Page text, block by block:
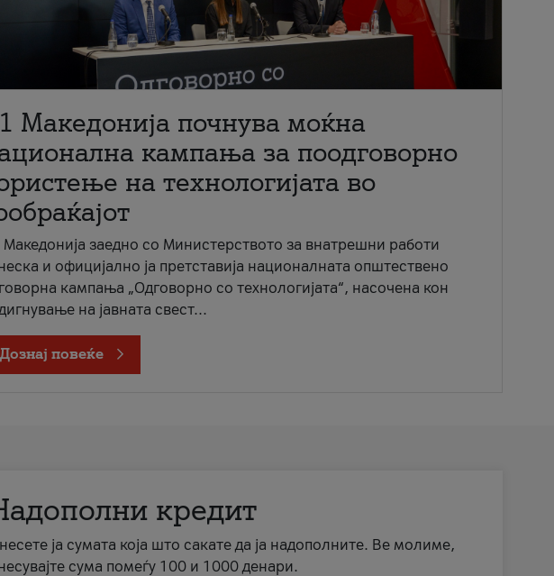
Македонија почнува моќна
кампања за поодговорно
на технологијата во
Македонија заедно со Министерството за внатрешни работи
и официјално ја претставија националната општествено
кампања „Одговорно со технологијата“, насочена кон
на јавната свест...
Дознај повеќе
кредит
ја сумата која што сакате да ја надополните. Ве молиме,
сума помеѓу 100 и 1000 денари.